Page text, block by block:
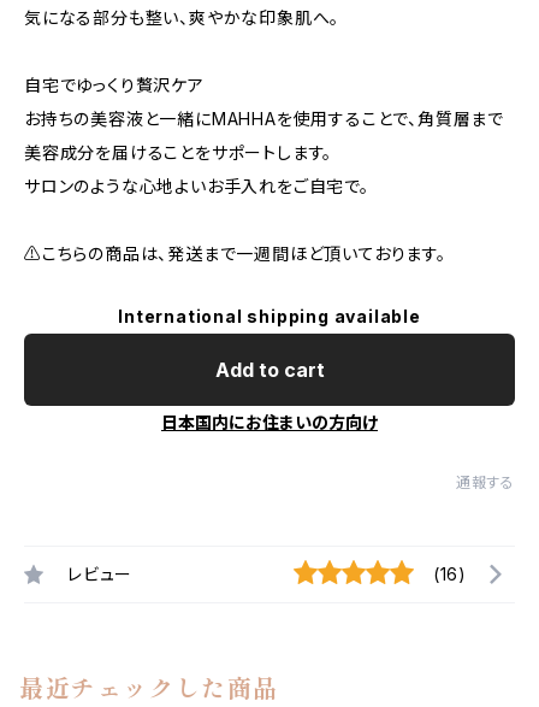
気になる部分も整い、爽やかな印象肌へ。
自宅でゆっくり贅沢ケア
お持ちの美容液と一緒にMAHHAを使用することで、角質層まで
美容成分を届けることをサポートします。
サロンのような心地よいお手入れをご自宅で。
⚠️こちらの商品は、発送まで一週間ほど頂いております。
International shipping available
Add to cart
日本国内にお住まいの方向け
通報する
レビュー (16)
最近チェックした商品